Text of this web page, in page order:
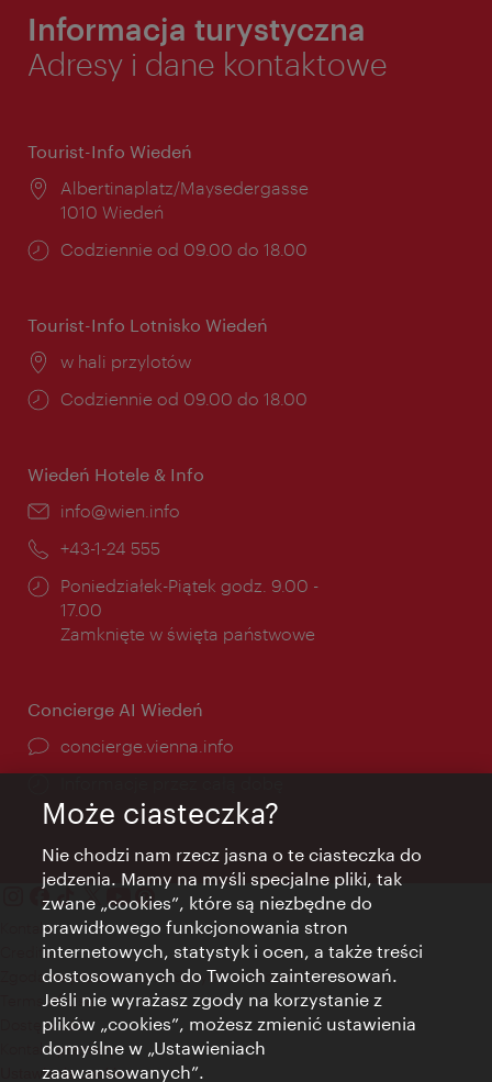
Informacja turystyczna
Adresy i dane kontaktowe
Tourist-Info Wiedeń
Miejsce:
Albertinaplatz/Maysedergasse
1010 Wiedeń
Godziny
Codziennie od 09.00 do 18.00
Tourist-Info Lotnisko Wiedeń
Miejsce:
w hali przylotów
Godziny
Codziennie od 09.00 do 18.00
Wiedeń Hotele & Info
E-
info@wien.info
Telefon:
+43-1-24 555
Godziny
otwarcia:
Poniedziałek-Piątek godz. 9.00 -
17.00
Zamknięte w święta państwowe
Concierge AI Wiedeń
concierge.vienna.info
Kontakt
Credits
Zgoda na przetwarzanie danych osobowych
Terms of Use
Dostępność
Kontakt prasowy
Ustawienia cookies
Może ciasteczka?
Nie chodzi nam rzecz jasna o te ciasteczka do
jedzenia. Mamy na myśli specjalne pliki, tak
zwane „cookies”, które są niezbędne do
prawidłowego funkcjonowania stron
internetowych, statystyk i ocen, a także treści
dostosowanych do Twoich zainteresowań.
Jeśli nie wyrażasz zgody na korzystanie z
plików „cookies”, możesz zmienić ustawienia
domyślne w „Ustawieniach
zaawansowanych”.